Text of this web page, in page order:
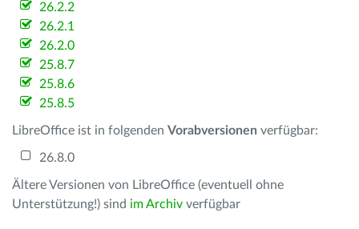
26.2.2
26.2.1
26.2.0
25.8.7
25.8.6
25.8.5
LibreOffice ist in folgenden Vorabversionen verfügbar:
26.8.0
Ältere Versionen von LibreOffice (eventuell ohne
Unterstützung!) sind im Archiv verfügbar